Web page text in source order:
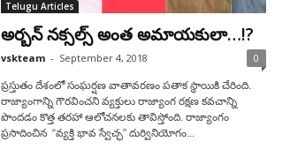
Telugu Articles
అర్బన్ నక్సల్స్ అంత అమాయకులా…!?
vskteam - September 4, 2018 0
ప్రస్తుతం దేశంలో సంఘర్షణ వాతావరణం పతాక స్థాయికి చేరింది.
రాజ్యాంగాన్ని గౌరవించని వ్యక్తులు రాజ్యాంగ రక్షణ కవచాన్ని
పొందడం కొత్త తరహా ఆలోచనలకు తావిస్తోంది. రాజ్యాంగం
ప్రసాదించిన “వ్యక్తి భావ స్వేచ్ఛ” దుర్వినియోగం...